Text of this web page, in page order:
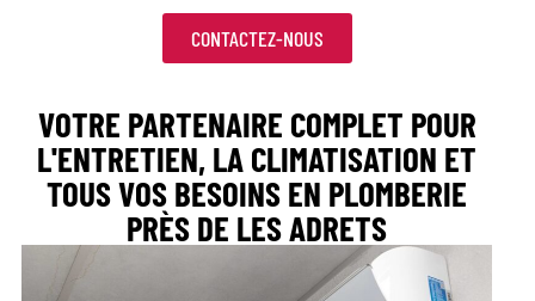
CONTACTEZ-NOUS
VOTRE PARTENAIRE COMPLET POUR
L'ENTRETIEN, LA CLIMATISATION ET
TOUS VOS BESOINS EN PLOMBERIE
PRÈS DE LES ADRETS